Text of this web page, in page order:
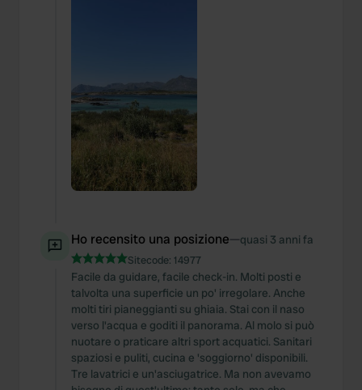
Ho recensito una posizione—quasi 3 anni fa
Sitecode: 14977
Facile da guidare, facile check-in. Molti posti e
talvolta una superficie un po' irregolare. Anche
molti tiri pianeggianti su ghiaia. Stai con il naso
verso l'acqua e goditi il panorama. Al molo si può
nuotare o praticare altri sport acquatici. Sanitari
spaziosi e puliti, cucina e 'soggiorno' disponibili.
Tre lavatrici e un'asciugatrice. Ma non avevamo